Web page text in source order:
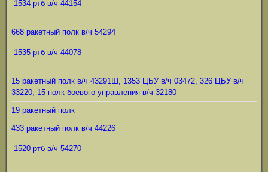
1534 ртб в/ч 44154
668 ракетный полк в/ч 54294
1535 ртб в/ч 44078
15 ракетный полк в/ч 43291Ш, 1353 ЦБУ в/ч 03472, 326 ЦБУ в/ч
33220, 15 полк боевого управления в/ч 32180
19 ракетный полк
433 ракетный полк в/ч 44226
1520 ртб в/ч 54270